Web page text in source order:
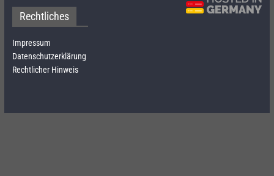
Rechtliches
Impressum
Datenschutzerklärung
Rechtlicher Hinweis